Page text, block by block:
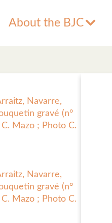
About the BJC
Navarre,
gravé (n°
Mazo ; Photo C.
Navarre,
gravé (n°
Mazo ; Photo C.